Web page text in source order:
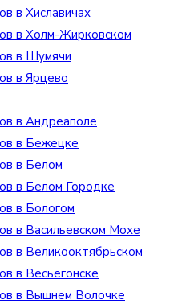
в Хиславичах
в Холм-Жирковском
в Шумячи
в Ярцево
в Андреаполе
в Бежецке
в Белом
в Белом Городке
в Бологом
в Васильевском Мохе
в Великооктябрьском
в Весьегонске
в Вышнем Волочке